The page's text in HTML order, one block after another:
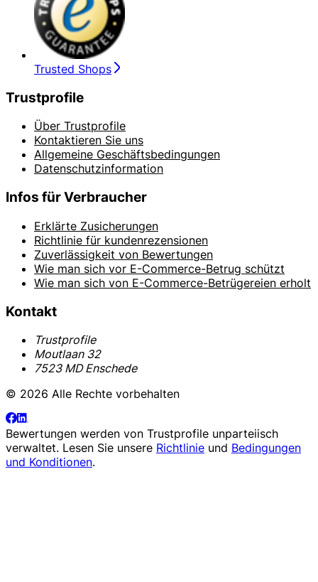
Trusted Shops
Trustprofile
Über Trustprofile
Kontaktieren Sie uns
Allgemeine Geschäftsbedingungen
Datenschutzinformation
Infos für Verbraucher
Erklärte Zusicherungen
Richtlinie für kundenrezensionen
Zuverlässigkeit von Bewertungen
Wie man sich vor E-Commerce-Betrug schützt
Wie man sich von E-Commerce-Betrügereien erholt
Kontakt
Trustprofile
Moutlaan 32
7523 MD Enschede
© 2026 Alle Rechte vorbehalten
Bewertungen werden von Trustprofile unparteiisch
verwaltet. Lesen Sie unsere Richtlinie und Bedingungen
und Konditionen.